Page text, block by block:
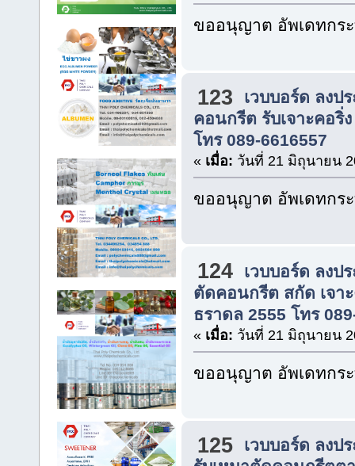
ขออนุญาต อัพเดทกร
123
เวบบอร์ด ลงป
คอนกรีต รับเจาะคอ
โทร 089-6616557
« เมื่อ: วันที่ 21 มิถุนายน
ขออนุญาต อัพเดทกร
124
เวบบอร์ด ลงป
ตัดคอนกรีต สกัด เจา
ธราดล 2555 โทร
« เมื่อ: วันที่ 21 มิถุนายน
ขออนุญาต อัพเดทกร
125
เวบบอร์ด ลงป